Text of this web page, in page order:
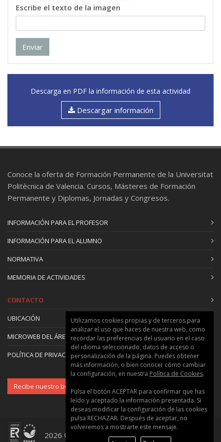
Escribe el texto de la imagen
Enviar
Descarga en PDF la información de esta actividad
Descargar información
Conoce la oferta de Formación Permanente de la Universitat
Politècnica de Valencia. Cursos, Másteres de Formación
Permanente y Diplomas, Jornadas y Congresos.
INFORMACIÓN PARA EL PROFESOR
INFORMACIÓN PARA EL ALUMNO
NORMATIVA
MEMORIA DE ACTIVIDADES
CONTACTO
UBICACIÓN
MICROWEB DEL ÁREA
POLÍTICA DE PRIVACIDAD Y COOKIES
Recibe nuestro boletín
2026 © Universitat Politècnica de València ::
Utilizamos cookies propias y de terceros para
analizar el uso que haces de nuestra web, como
recordar las preferencias del usuario en el caso
del idioma seleccionado, datos de acceso o
personalización de la página. Puedes obtener
más información, o bien conocer cómo cambiar
la configuración, en nuestra Política de Cookies.
Pulsa el botón ACEPTAR para confirmar que has
leído y aceptado la información presentada. Si
deseas modificar la configuración de las cookies
pulsa RECHAZAR. Después de aceptar, no
volveremos a mostrarte este mensaje.